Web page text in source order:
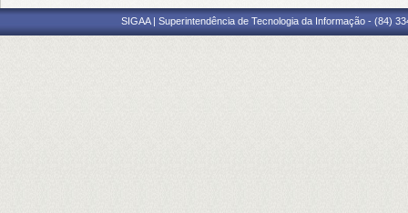
SIGAA | Superintendência de Tecnologia da Informação - (84)